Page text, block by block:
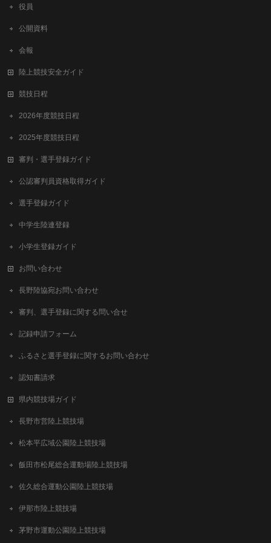
役員
公開資料
会報
陸上競技安全ガイド
競技日程
2026年度競技日程
2025年度競技日程
審判・選手登録ガイド
公認審判員資格取得ガイド
選手登録ガイド
中学生陸連登録
小学生登録ガイド
お問い合わせ
長野陸協宛お問い合わせ
審判、選手登録に関する問い合せ
記録申請フォーム
ふるさと選手登録に関するお問い合わせ
認知書請求
県内競技場ガイド
長野市営陸上競技場
松本平広域公園陸上競技場
飯田市松尾総合運動場陸上競技場
佐久総合運動公園陸上競技場
伊那市陸上競技場
茅野市運動公園陸上競技場